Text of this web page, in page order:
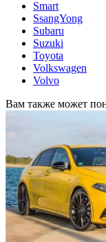
Smart
SsangYong
Subaru
Suzuki
Toyota
Volkswagen
Volvo
Вам также может